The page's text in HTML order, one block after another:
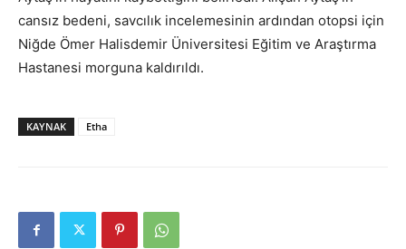
cansız bedeni, savcılık incelemesinin ardından otopsi için
Niğde Ömer Halisdemir Üniversitesi Eğitim ve Araştırma
Hastanesi morguna kaldırıldı.
KAYNAK Etha